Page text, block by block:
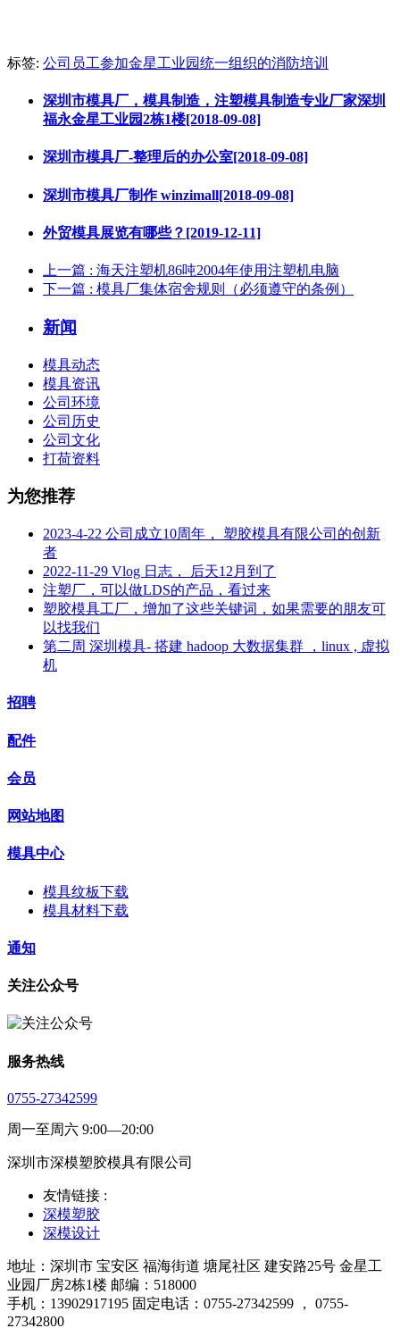
标签: 公司员工参加金星工业园统一组织的消防培训
深圳市模具厂，模具制造，注塑模具制造专业厂家深圳
福永金星工业园2栋1楼[2018-09-08]
深圳市模具厂-整理后的办公室[2018-09-08]
深圳市模具厂制作 winzimall[2018-09-08]
外贸模具展览有哪些？[2019-12-11]
上一篇 : 海天注塑机86吨2004年使用注塑机电脑
下一篇 : 模具厂集体宿舍规则（必须遵守的条例）
新闻
模具动态
模具资讯
公司环境
公司历史
公司文化
打荷资料
为您推荐
2023-4-22 公司成立10周年， 塑胶模具有限公司的创新
者
2022-11-29 Vlog 日志， 后天12月到了
注塑厂，可以做LDS的产品，看过来
塑胶模具工厂，增加了这些关键词，如果需要的朋友可
以找我们
第二周 深圳模具- 搭建 hadoop 大数据集群 ，linux , 虚拟
机
招聘
配件
会员
网站地图
模具中心
模具纹板下载
模具材料下载
通知
关注公众号
服务热线
0755-27342599
周一至周六 9:00—20:00
深圳市深模塑胶模具有限公司
友情链接 :
深模塑胶
深模设计
地址：深圳市 宝安区 福海街道 塘尾社区 建安路25号 金星工
业园厂房2栋1楼 邮编：518000
手机：13902917195 固定电话：0755-27342599 ， 0755-
27342800